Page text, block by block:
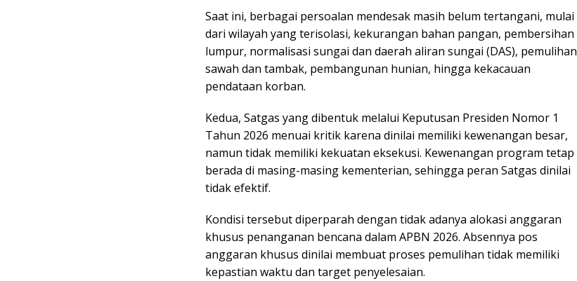
Saat ini, berbagai persoalan mendesak masih belum tertangani, mulai
dari wilayah yang terisolasi, kekurangan bahan pangan, pembersihan
lumpur, normalisasi sungai dan daerah aliran sungai (DAS), pemulihan
sawah dan tambak, pembangunan hunian, hingga kekacauan
pendataan korban.
Kedua, Satgas yang dibentuk melalui Keputusan Presiden Nomor 1
Tahun 2026 menuai kritik karena dinilai memiliki kewenangan besar,
namun tidak memiliki kekuatan eksekusi. Kewenangan program tetap
berada di masing-masing kementerian, sehingga peran Satgas dinilai
tidak efektif.
Kondisi tersebut diperparah dengan tidak adanya alokasi anggaran
khusus penanganan bencana dalam APBN 2026. Absennya pos
anggaran khusus dinilai membuat proses pemulihan tidak memiliki
kepastian waktu dan target penyelesaian.